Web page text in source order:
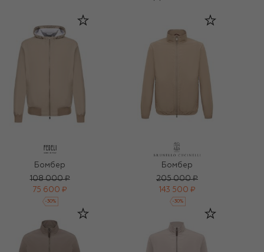
Бомбер
108 000 ₽
75 600 ₽
-30%
Бомбер
205 000 ₽
143 500 ₽
-30%